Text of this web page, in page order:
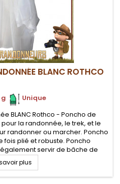
BLANC ROTHCO
g
Unique
BLANC Rothco - Poncho de
la randonnée, le trek, et le
randonner ou marcher. Poncho
fois plié et robuste. Poncho
servir de bâche de
de sol ou d'abri d'urgence
plus